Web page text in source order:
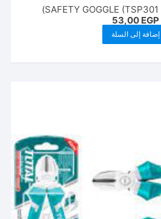
53,00 EGP
إضافة إلى السلة